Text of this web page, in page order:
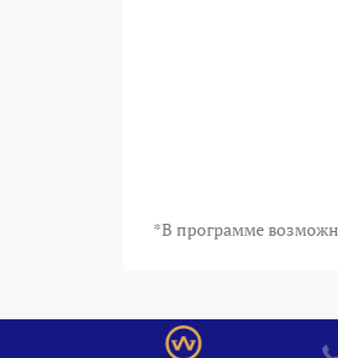
*В программе